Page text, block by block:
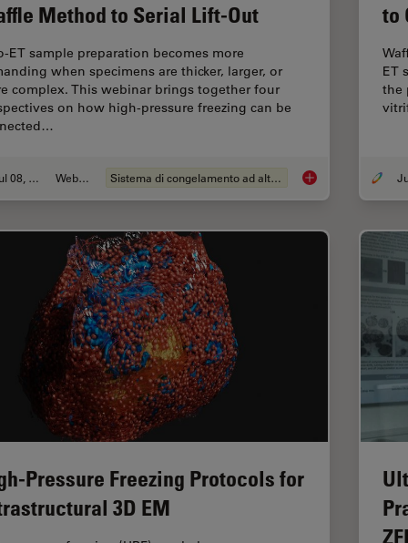
Method to Serial Lift-Out
ET sample preparation becomes more
when specimens are thicker, larger, or
complex. This webinar brings together four
on how high-pressure freezing can be
Jul 08, 2026 Webinar: Sistema di congelamento ad alta pressione Cryo-ET Sample
to
ET
the
Pressure Freezing Protocols for
3D EM